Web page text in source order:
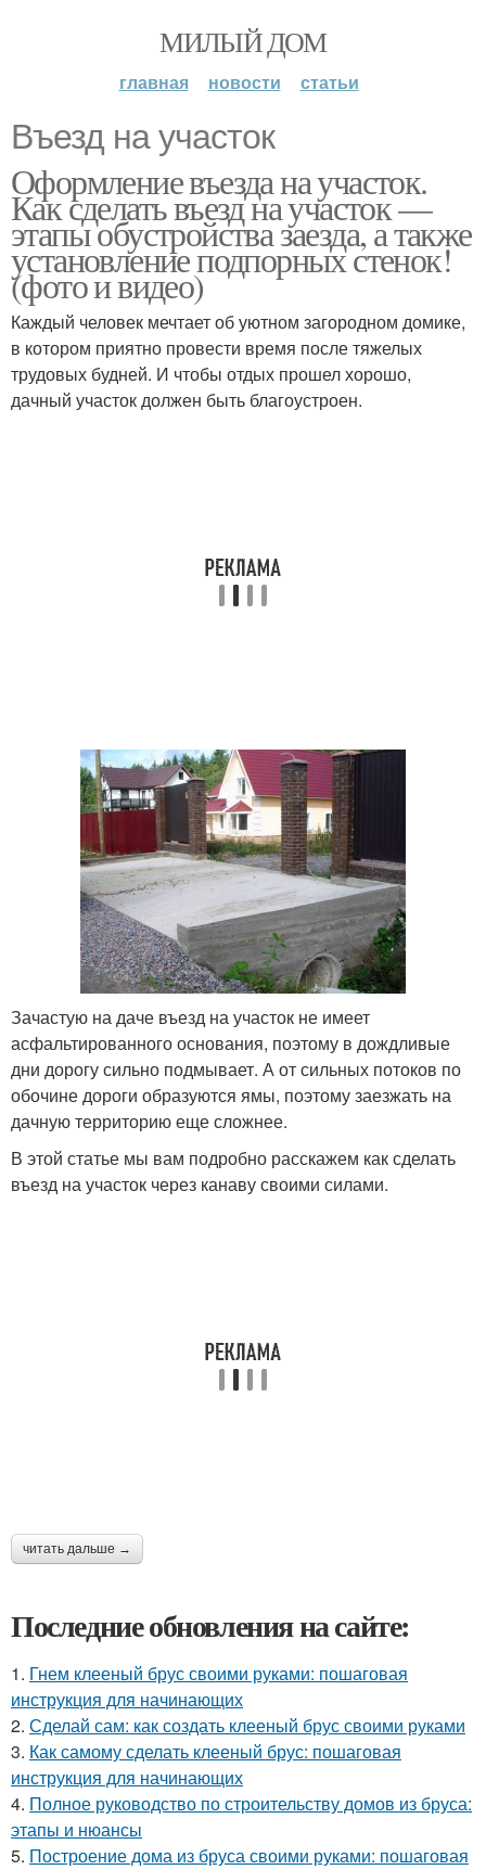
МИЛЫЙ ДОМ
главная новости статьи
Въезд на участок
Оформление въезда на участок.
Как сделать въезд на участок —
этапы обустройства заезда, а также
установление подпорных стенок!
(фото и видео)
Каждый человек мечтает об уютном загородном домике,
в котором приятно провести время после тяжелых
трудовых будней. И чтобы отдых прошел хорошо,
дачный участок должен быть благоустроен.
Зачастую на даче въезд на участок не имеет
асфальтированного основания, поэтому в дождливые
дни дорогу сильно подмывает. А от сильных потоков по
обочине дороги образуются ямы, поэтому заезжать на
дачную территорию еще сложнее.
В этой статье мы вам подробно расскажем как сделать
въезд на участок через канаву своими силами.
читать дальше →
Последние обновления на сайте:
1. Гнем клееный брус своими руками: пошаговая
инструкция для начинающих
2. Сделай сам: как создать клееный брус своими руками
3. Как самому сделать клееный брус: пошаговая
инструкция для начинающих
4. Полное руководство по строительству домов из бруса:
этапы и нюансы
5. Построение дома из бруса своими руками: пошаговая